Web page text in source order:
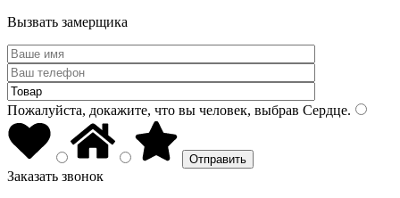
Вызвать замерщика
Пожалуйста, докажите, что вы человек, выбрав Сердце.
Заказать звонок